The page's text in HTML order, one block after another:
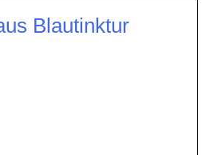
Blautinktur